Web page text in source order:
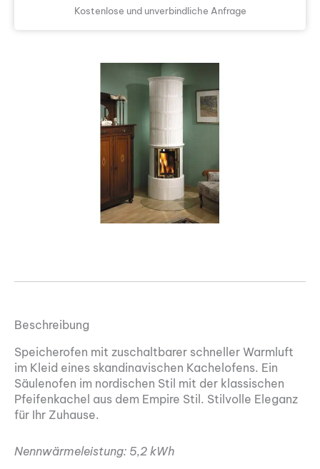
Kostenlose und unverbindliche Anfrage
Beschreibung
Speicherofen mit zuschaltbarer schneller Warmluft
im Kleid eines skandinavischen Kachelofens. Ein
Säulenofen im nordischen Stil mit der klassischen
Pfeifenkachel aus dem Empire Stil. Stilvolle Eleganz
für Ihr Zuhause.
Nennwärmeleistung: 5,2 kWh